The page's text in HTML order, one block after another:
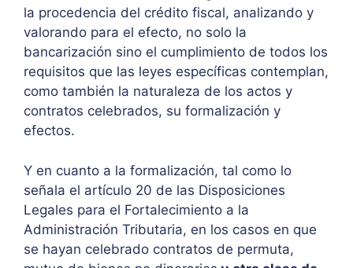
la procedencia del crédito fiscal, analizando y
valorando para el efecto, no solo la
bancarización sino el cumplimiento de todos los
requisitos que las leyes específicas contemplan,
como también la naturaleza de los actos y
contratos celebrados, su formalización y
efectos.
Y en cuanto a la formalización, tal como lo
señala el artículo 20 de las Disposiciones
Legales para el Fortalecimiento a la
Administración Tributaria, en los casos en que
se hayan celebrado contratos de permuta,